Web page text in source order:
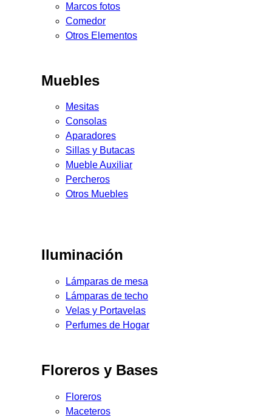
Marcos fotos
Comedor
Otros Elementos
Muebles
Mesitas
Consolas
Aparadores
Sillas y Butacas
Mueble Auxiliar
Percheros
Otros Muebles
Iluminación
Lámparas de mesa
Lámparas de techo
Velas y Portavelas
Perfumes de Hogar
Floreros y Bases
Floreros
Maceteros